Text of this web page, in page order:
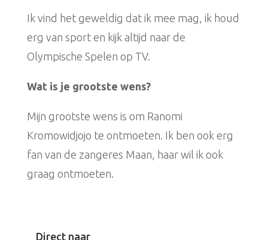
Ik vind het geweldig dat ik mee mag, ik houd
erg van sport en kijk altijd naar de
Olympische Spelen op TV.
Wat is je grootste wens?
Mijn grootste wens is om Ranomi
Kromowidjojo te ontmoeten. Ik ben ook erg
fan van de zangeres Maan, haar wil ik ook
graag ontmoeten.
Direct naar